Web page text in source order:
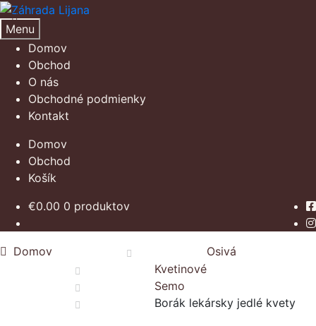
Preskočiť
na
navigáciu
Preskočiť
na
obsah
Menu
Domov
Obchod
O nás
Obchodné podmienky
Kontakt
Domov
Obchod
Košík
€0.00 0 produktov
Domov
Osivá
Kvetinové
Semo
Borák lekársky jedlé kvety